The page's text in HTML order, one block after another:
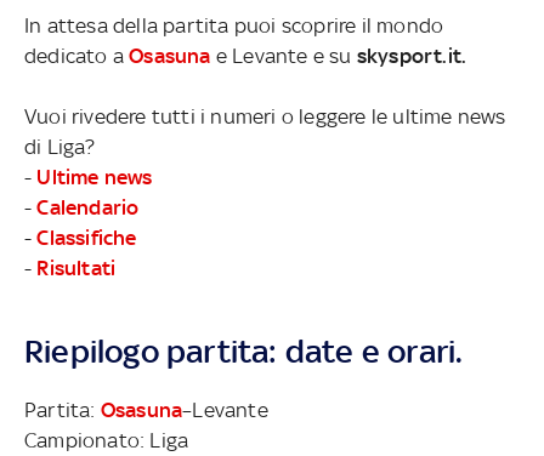
In attesa della partita puoi scoprire il mondo
dedicato aOsasuna e Levante e su skysport.it.
Vuoi rivedere tutti i numeri o leggere le ultime news
di Liga?
- Ultime news
-Calendario
-Classifiche
- Risultati
Riepilogo partita: date e orari.
Partita: Osasuna–Levante
Campionato: Liga